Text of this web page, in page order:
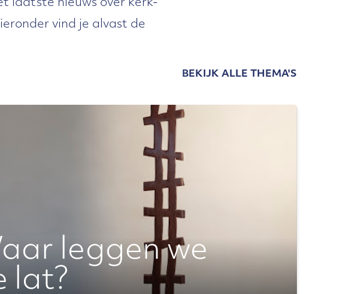
laatste nieuws over kerk-
vind je alvast de
BEKIJK ALLE THEMA'S
leggen we
lat?